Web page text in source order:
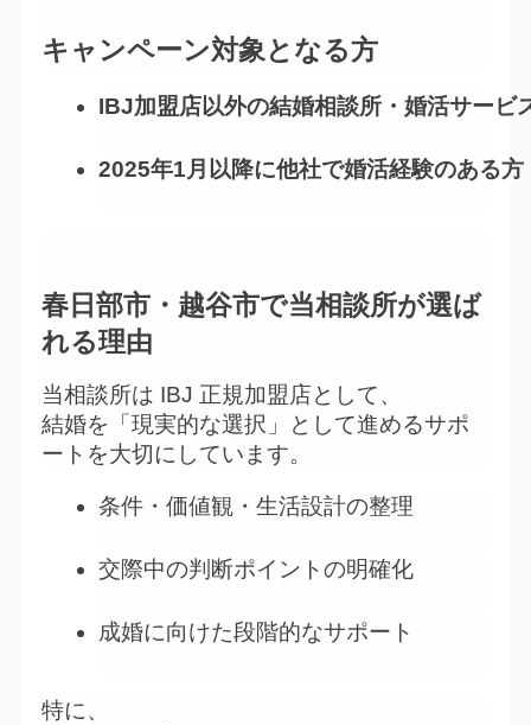
キャンペーン対象となる方
IBJ加盟店以外の結婚相談所・婚活サービ
2025年1月以降に他社で婚活経験のある方
春日部市・越谷市で当相談所が選ば
れる理由
当相談所は IBJ 正規加盟店として、
結婚を「現実的な選択」として進めるサポ
ートを大切にしています。
条件・価値観・生活設計の整理
交際中の判断ポイントの明確化
成婚に向けた段階的なサポート
特に、